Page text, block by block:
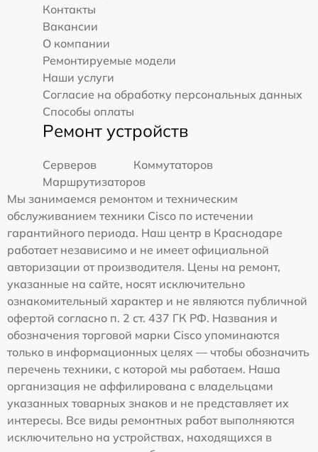
Контакты
Вакансии
О компании
Ремонтируемые модели
Наши услуги
Согласие на обработку персональных данных
Способы оплаты
Ремонт устройств
Серверов
Коммутаторов
Маршрутизаторов
Мы занимаемся ремонтом и техническим
обслуживанием техники Cisco по истечении
гарантийного периода. Наш центр в Краснодаре
работает независимо и не имеет официальной
авторизации от производителя. Цены на ремонт,
указанные на сайте, носят исключительно
ознакомительный характер и не являются публичной
офертой согласно п. 2 ст. 437 ГК РФ. Названия и
обозначения торговой марки Cisco упоминаются
только в информационных целях — чтобы обозначить
перечень техники, с которой мы работаем. Наша
организация не аффилирована с владельцами
указанных товарных знаков и не представляет их
интересы. Все виды ремонтных работ выполняются
исключительно на устройствах, находящихся в